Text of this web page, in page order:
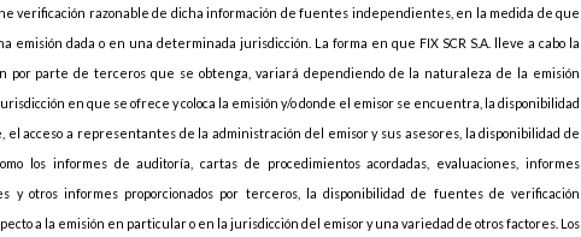
verificación razonable de dicha información de fuentes independientes, en la medida de que
dada o en una determinada jurisdicción. La forma en que FIX SCR S.A. lleve a cabo la
por parte de terceros que se obtenga, variará dependiendo de la naturaleza de la emisión
en que se ofrece y coloca la emisión y/o donde el emisor se encuentra, la disponibilidad
acceso a representantes de la administración del emisor y sus asesores, la disponibilidad de
los informes de auditoría, cartas de procedimientos acordadas, evaluaciones, informes
y otros informes proporcionados por terceros, la disponibilidad de fuentes de verificación
a la emisión en particular o en la jurisdicción del emisor y una variedad de otros factores. Los